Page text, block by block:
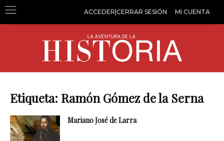
ACCEDER|CERRAR SESIÓN MI CUENTA
Etiqueta: Ramón Gómez de la Serna
Mariano José de Larra